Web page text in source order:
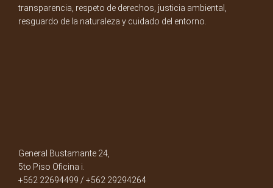
transparencia, respeto de derechos, justicia ambiental,
resguardo de la naturaleza y cuidado del entorno.
General Bustamante 24,
5to Piso Oficina i.
+562 22694499 / +562 29294264